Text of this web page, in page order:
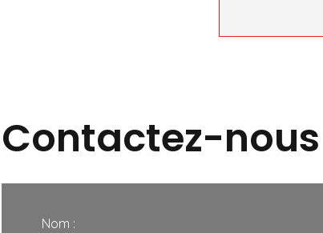
Contactez-
Nom :